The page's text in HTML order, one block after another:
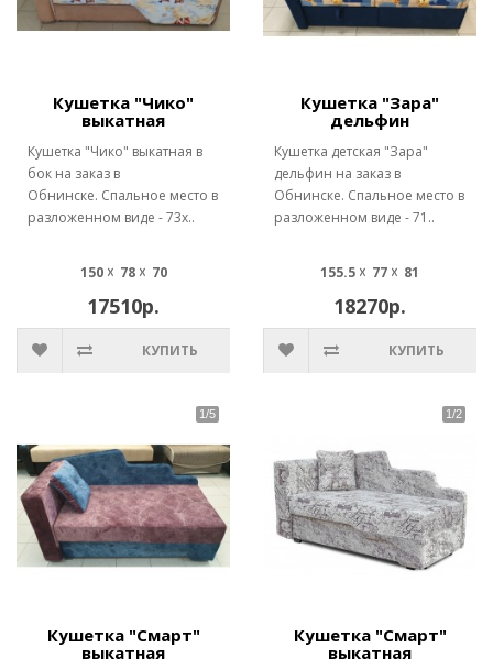
Кушетка "Чико"
выкатная
Кушетка "Чико" выкатная в
бок на заказ в
Обнинске. Спальное место в
разложенном виде - 73х..
150 ☓ 78 ☓ 70
17510р.
КУПИТЬ
Кушетка "Зара"
дельфин
Кушетка детская "Зара"
дельфин на заказ в
Обнинске. Спальное место в
разложенном виде - 71..
155.5 ☓ 77 ☓ 81
18270р.
КУПИТЬ
Кушетка "Смарт"
выкатная
Кушетка "Смарт"
выкатная